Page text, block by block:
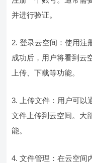
并进行验证。
2. 登录云空间：使用注
成功后，用户将看到云
上传、下载等功能。
3. 上传文件：用户可以
文件上传到云空间。大
能。
4. 文件管理：在云空间